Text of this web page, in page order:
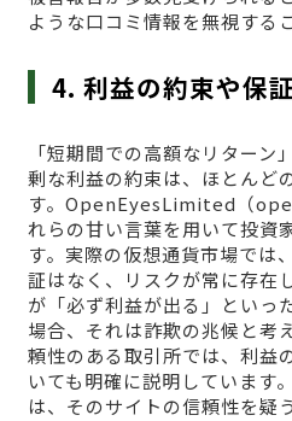
ような口コミ情報を無視する
4. 利益の約束や保
「短期間での高額なリターン
剰な利益の約束は、ほとんど
す。OpenEyesLimited（
れらの甘い言葉を用いて投資
す。実際の仮想通貨市場では
証はなく、リスクが常に存在
が「必ず利益が出る」といっ
場合、それは詐欺の兆候と考
頼性のある取引所では、利益
いても明確に説明しています
は、そのサイトの信頼性を疑